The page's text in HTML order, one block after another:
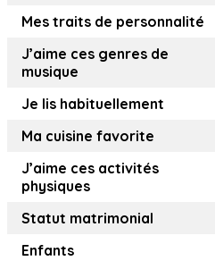
Mes traits de personnalité
J’aime ces genres de
musique
Je lis habituellement
Ma cuisine favorite
J’aime ces activités
physiques
Statut matrimonial
Enfants